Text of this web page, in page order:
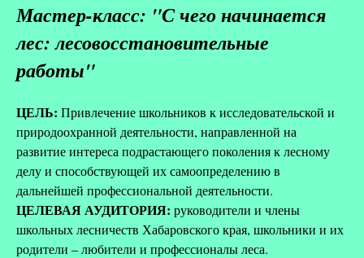
Мастер-класс: "С чего начинается
лес: лесовосстановительные
работы"
ЦЕЛЬ: Привлечение школьников к исследовательской и
природоохранной деятельности, направленной на
развитие интереса подрастающего поколения к лесному
делу и способствующей их самоопределению в
дальнейшей профессиональной деятельности.
ЦЕЛЕВАЯ АУДИТОРИЯ: руководители и члены
школьных лесничеств Хабаровского края, школьники и их
родители – любители и профессионалы леса.